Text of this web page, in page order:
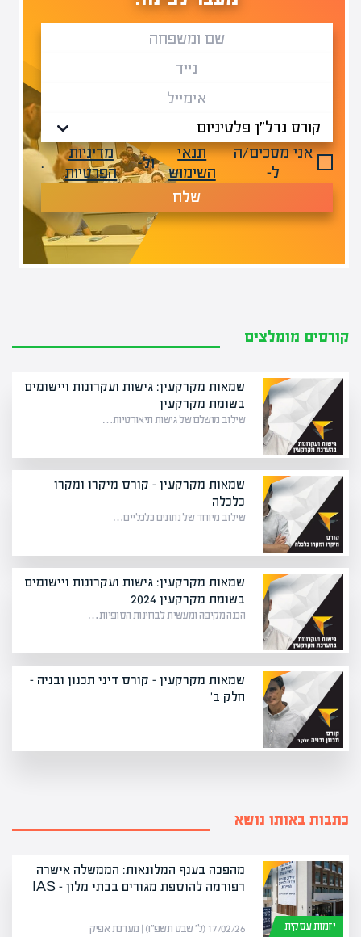
אני מסכים/ה
ל-
תנאי
השימוש
ול-
מדיניות
הפרטיות
.
שלח
קורסים מומלצים
שמאות מקרקעין: גישות ועקרונות ויישומים
בשומת מקרקעין
שילוב מושלם של גישות תיאורטיות…
שמאות מקרקעין – קורס מיקרו ומקרו
כלכלה
שילוב מיוחד של נתונים כלכליים…
שמאות מקרקעין: גישות ועקרונות ויישומים
בשומת מקרקעין 2024
הכנה מקיפה ומעשית לבחינות הסופיות…
שמאות מקרקעין – קורס דיני תכנון ובניה -
חלק ב'
כתבות באותו נושא
יזמות עסקית
מהפכה בענף המלונאות: הממשלה אישרה
רפורמה להוספת מגורים בבתי מלון – IAS
17/02/26 (ל׳ שבט תשפ״ו) | מערכת אפיק